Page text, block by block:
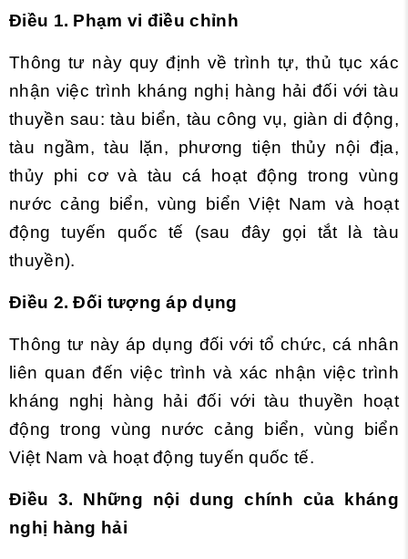
Điều 1. Phạm vi điều chỉnh
Thông tư này quy định về trình tự, thủ tục xác
nhận việc trình kháng nghị hàng hải đối với tàu
thuyền sau: tàu biển, tàu công vụ, giàn di động,
tàu ngầm, tàu lặn, phương tiện thủy nội địa,
thủy phi cơ và tàu cá hoạt động trong vùng
nước cảng biển, vùng biểnViệt Nam và hoạt
động tuyến quốc tế (sau đây gọi tắt là tàu
thuyền).
Điều 2. Đối tượng áp dụng
Thông tư này áp dụng đối với tổ chức, cá nhân
liên quan đến việc trình và xác nhận việc trình
kháng nghị hàng hải đối với tàu thuyền hoạt
động trong vùng nước cảng biển, vùng biển
Việt Nam và hoạt động tuyến quốc tế.
Điều 3. Những nội dung chính của kháng
nghị hàng hải